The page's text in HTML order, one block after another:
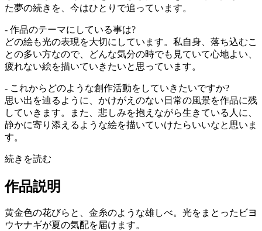
た夢の続きを、今はひとりで追っています。
- 作品のテーマにしている事は?
どの絵も光の表現を大切にしています。私自身、落ち込むこ
との多い方なので、どんな気分の時でも見ていて心地よい、
疲れない絵を描いていきたいと思っています。
- これからどのような創作活動をしていきたいですか?
思い出を辿るように、かけがえのない日常の風景を作品に残
していきます。また、悲しみを抱えながら生きている人に、
静かに寄り添えるような絵を描いていけたらいいなと思いま
す。
続きを読む
作品説明
黄金色の花びらと、金糸のような雄しべ。光をまとったビヨ
ウヤナギが夏の気配を届けます。